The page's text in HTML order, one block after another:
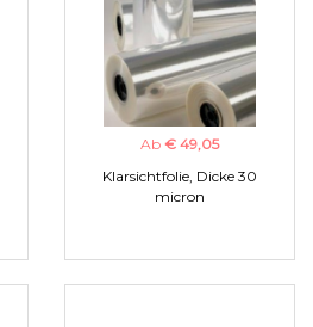
Ab € 49,05
Klarsichtfolie, Dicke 30
micron